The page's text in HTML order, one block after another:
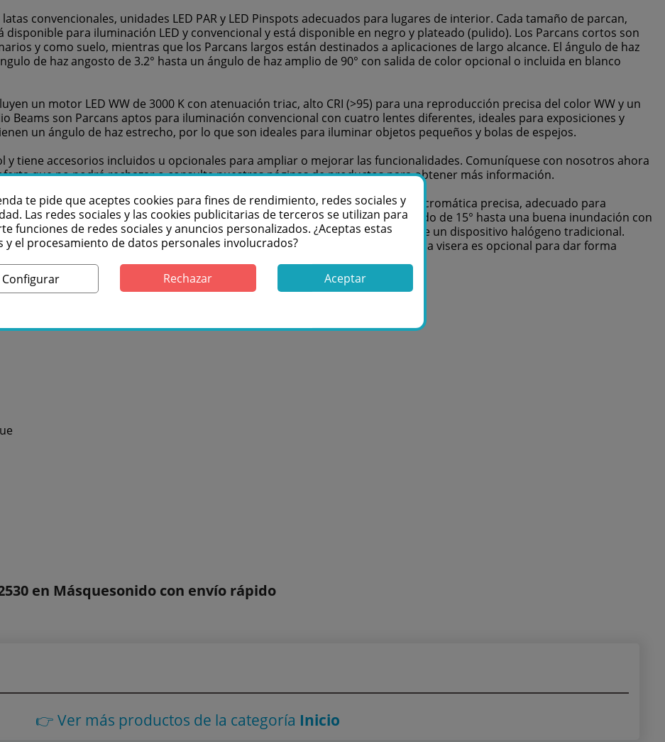
convencionales, unidades LED PAR y LED Pinspots adecuados para lugares de interior. Cada tamaño de parcan,
disponible para iluminación LED y convencional y está disponible en negro y plateado (pulido). Los Parcans cortos son
y como suelo, mientras que los Parcans largos están destinados a aplicaciones de largo alcance. El ángulo de haz
de haz angosto de 3.2° hasta un ángulo de haz amplio de 90° con salida de color opcional o incluida en blanco
un motor LED WW de 3000 K con atenuación triac, alto CRI (>95) para una reproducción precisa del color WW y un
Beams son Parcans aptos para iluminación convencional con cuatro lentes diferentes, ideales para exposiciones y
un ángulo de haz estrecho, por lo que son ideales para iluminar objetos pequeños y bolas de espejos.
tiene accesorios incluidos u opcionales para ampliar o mejorar las funcionalidades. Comuníquese con nosotros ahora
que no podrá rechazar o consulte nuestras páginas de productos para obtener más información.
de 80 vatios de luz blanca cálida con un CRI alto >80 para una reproducción cromática precisa, adecuado para
el ángulo del haz en 6 posiciones diferentes, desde un ángulo de haz ajustado de 15° hasta una buena inundación con
tiene una función de atenuación del 0 al 100 % que tiene los mismos efectos que un dispositivo halógeno tradicional.
o un filtro de difusión y es controlable a través de DMX y Master/Slave. Una visera es opcional para dar forma
en Másquesonido con envío rápido
👉 Ver más productos de la categoría Inicio
te pide que aceptes cookies para fines de rendimiento, redes sociales y
Las redes sociales y las cookies publicitarias de terceros se utilizan para
funciones de redes sociales y anuncios personalizados. ¿Aceptas estas
y el procesamiento de datos personales involucrados?
Configurar Rechazar Aceptar